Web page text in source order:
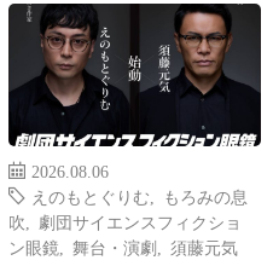
2026.08.06
えのもとぐりむ
もろみの息
吹
劇団サイエンスフィクショ
ン眼鏡
舞台・演劇 須藤元気